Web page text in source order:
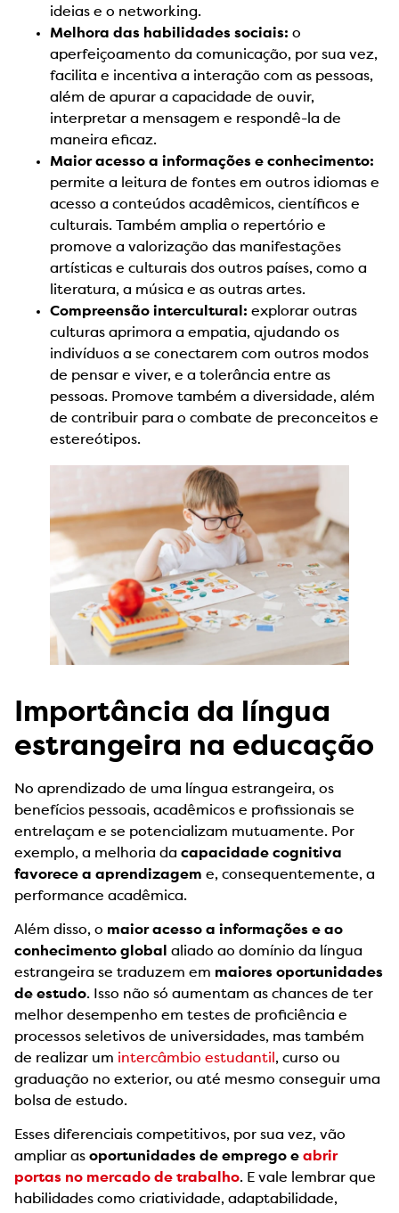
ideias e o networking.
Melhora das habilidades sociais: o
aperfeiçoamento da comunicação, por sua vez,
facilita e incentiva a interação com as pessoas,
além de apurar a capacidade de ouvir,
interpretar a mensagem e respondê-la de
maneira eficaz.
Maior acesso a informações e conhecimento:
permite a leitura de fontes em outros idiomas e
acesso a conteúdos acadêmicos, científicos e
culturais. Também amplia o repertório e
promove a valorização das manifestações
artísticas e culturais dos outros países, como a
literatura, a música e as outras artes.
Compreensão intercultural: explorar outras
culturas aprimora a empatia, ajudando os
indivíduos a se conectarem com outros modos
de pensar e viver, e a tolerância entre as
pessoas. Promove também a diversidade, além
de contribuir para o combate de preconceitos e
estereótipos.
Importância da língua
estrangeira na educação
No aprendizado de uma língua estrangeira, os
benefícios pessoais, acadêmicos e profissionais se
entrelaçam e se potencializam mutuamente. Por
exemplo, a melhoria da capacidade cognitiva
favorece a aprendizagem e, consequentemente, a
performance acadêmica.
Além disso, o maior acesso a informações e ao
conhecimento global aliado ao domínio da língua
estrangeira se traduzem em maiores oportunidades
de estudo. Isso não só aumentam as chances de ter
melhor desempenho em testes de proficiência e
processos seletivos de universidades, mas também
de realizar um intercâmbio estudantil , curso ou
graduação no exterior, ou até mesmo conseguir uma
bolsa de estudo.
Esses diferenciais competitivos, por sua vez, vão
ampliar as oportunidades de emprego e abrir
portas no mercado de trabalho. E vale lembrar que
habilidades como criatividade, adaptabilidade,